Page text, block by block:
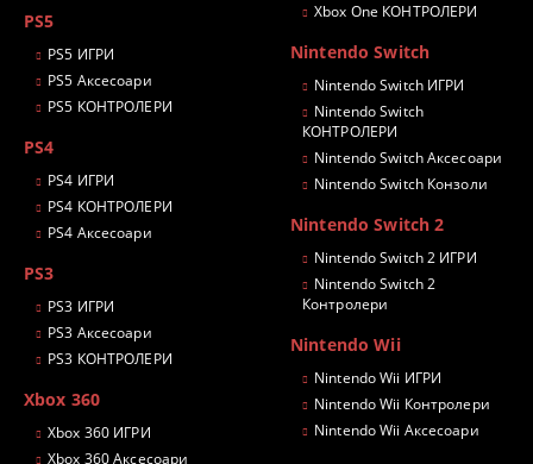
PS5
PS5 ИГРИ
PS5 Аксесоари
PS5 КОНТРОЛЕРИ
PS4
PS4 ИГРИ
PS4 КОНТРОЛЕРИ
PS4 Аксесоари
PS3
PS3 ИГРИ
PS3 Аксесоари
PS3 КОНТРОЛЕРИ
Xbox 360
Xbox 360 ИГРИ
Xbox 360 Аксесоари
Xbox One КОНТРОЛЕРИ
Nintendo Switch
Nintendo Switch ИГРИ
Nintendo Switch
КОНТРОЛЕРИ
Nintendo Switch Аксесоари
Nintendo Switch Конзоли
Nintendo Switch 2
Nintendo Switch 2 ИГРИ
Nintendo Switch 2
Контролери
Nintendo Wii
Nintendo Wii ИГРИ
Nintendo Wii Контролери
Nintendo Wii Аксесоари